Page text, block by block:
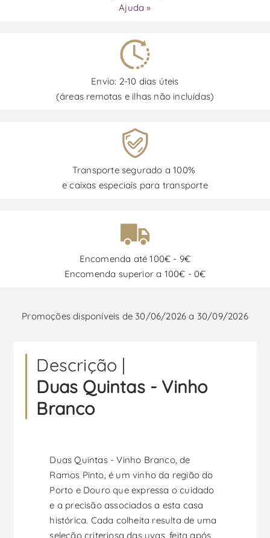
Ajuda »
Envio: 2-10 dias úteis
(áreas remotas e ilhas não incluídas)
Transporte segurado a 100%
e caixas especiais para transporte
Encomenda até 100€ - 9€
Encomenda superior a 100€ - 0€
Promoções disponíveis de 30/06/2026 a 30/09/2026
Descrição |
Duas Quintas - Vinho
Branco
Duas Quintas - Vinho Branco, de
Ramos Pinto, é um vinho da região do
Porto e Douro que expressa o cuidado
e a precisão associados a esta casa
histórica. Cada colheita resulta de uma
seleção criteriosa das uvas, feita após